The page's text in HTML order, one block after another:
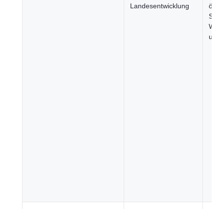
Landesentwicklung